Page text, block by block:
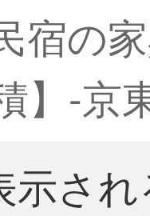
宿の
】-京
示さ